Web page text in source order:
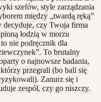
szefów, style zarządzania
między „twardą ręką”
decyduje, czy Twoja firma
łodzią w morzu
nie podręcznik dla
To brutalny
o najnowsze badania,
przegrali (bo bali się
Zanurz się i
zespół, czy go niszczy.